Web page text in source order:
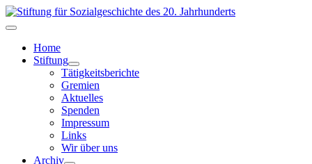
Home
Stiftung
Tätigkeitsberichte
Gremien
Aktuelles
Spenden
Impressum
Links
Wir über uns
Archiv